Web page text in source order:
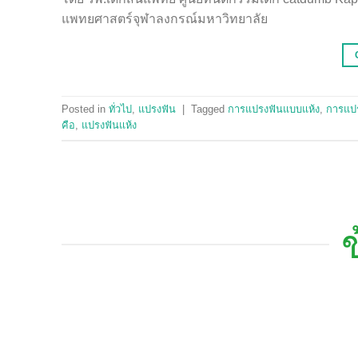
แพทยศาสตร์จุฬาลงกรณ์มหาวิทยาลัย
Posted in ทั่วไป, แปรงฟัน Tagged การแปรงฟันแบบแห้ง, การแ
คือ, แปรงฟันแห้ง